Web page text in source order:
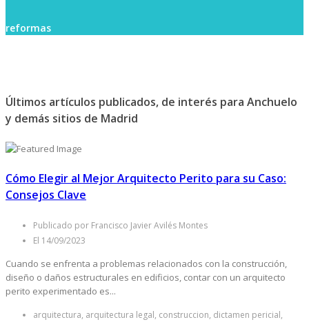
reformas
Últimos artículos publicados, de interés para Anchuelo
y demás sitios de Madrid
Cómo Elegir al Mejor Arquitecto Perito para su Caso:
Consejos Clave
Publicado por Francisco Javier Avilés Montes
El 14/09/2023
Cuando se enfrenta a problemas relacionados con la construcción,
diseño o daños estructurales en edificios, contar con un arquitecto
perito experimentado es...
arquitectura, arquitectura legal, construccion, dictamen pericial,